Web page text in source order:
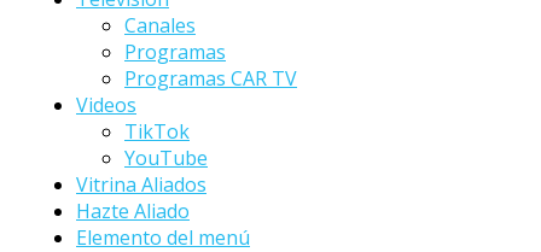
Canales
Programas
Programas CAR TV
Videos
TikTok
YouTube
Vitrina Aliados
Hazte Aliado
Elemento del menú